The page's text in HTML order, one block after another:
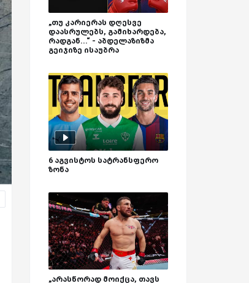
„თუ კარიერას დღესვე
დაასრულებს, გამიხარდება,
რადგან...“ - აბდელაზიზმა
გეიჯიზე ისაუბრა
6 აგვისტოს სატრანსფერო
ზონა
„არასწორად მოიქცა, თავს